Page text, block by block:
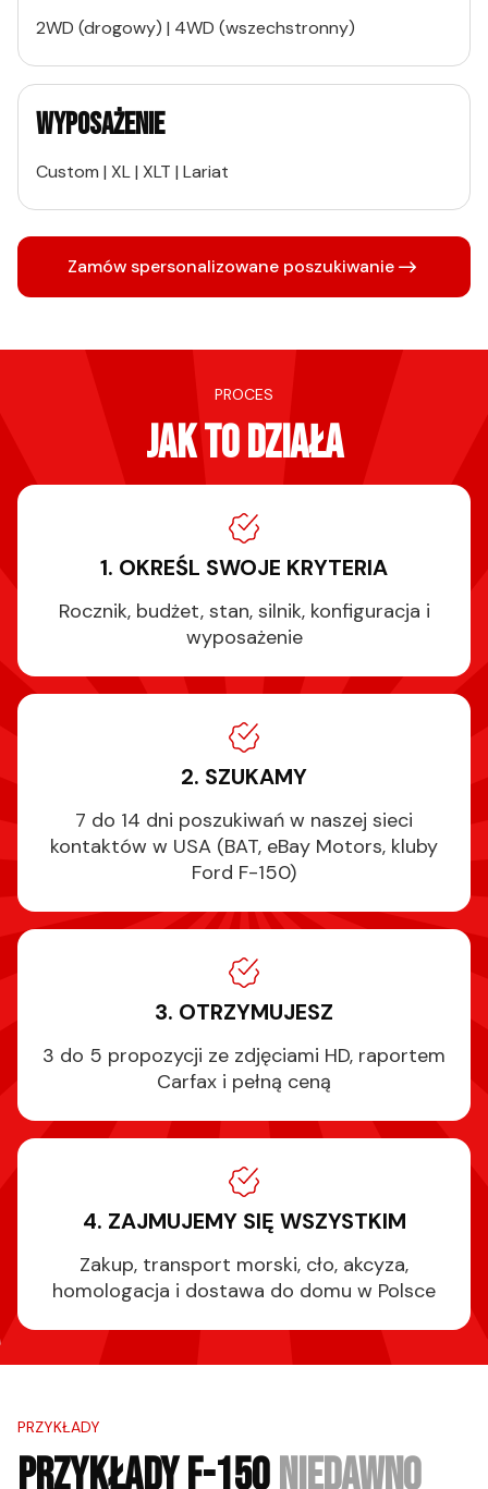
2WD (drogowy) | 4WD (wszechstronny)
WYPOSAŻENIE
Custom | XL | XLT | Lariat
Zamów spersonalizowane poszukiwanie
PROCES
JAK TO DZIAŁA
1. OKREŚL SWOJE KRYTERIA
Rocznik, budżet, stan, silnik, konfiguracja i
wyposażenie
2. SZUKAMY
7 do 14 dni poszukiwań w naszej sieci
kontaktów w USA (BAT, eBay Motors, kluby
Ford F-150)
3. OTRZYMUJESZ
3 do 5 propozycji ze zdjęciami HD, raportem
Carfax i pełną ceną
4. ZAJMUJEMY SIĘ WSZYSTKIM
Zakup, transport morski, cło, akcyza,
homologacja i dostawa do domu w Polsce
PRZYKŁADY
PRZYKŁADY F-150 NIEDAWNO